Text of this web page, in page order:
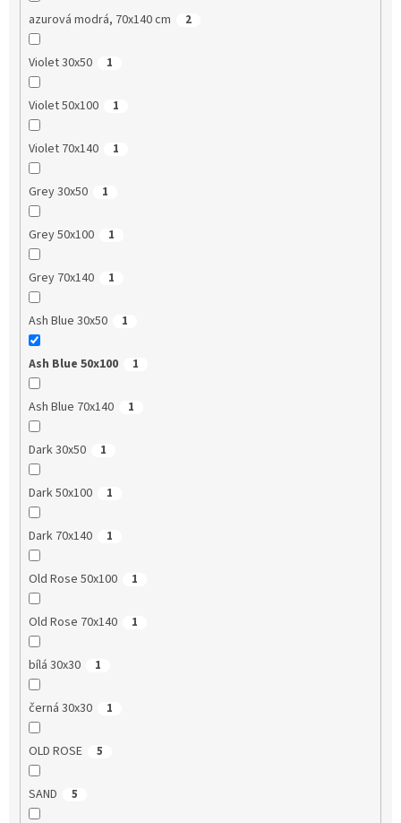
azurová modrá, 70x140 cm 2
Violet 30x50 1
Violet 50x100 1
Violet 70x140 1
Grey 30x50 1
Grey 50x100 1
Grey 70x140 1
Ash Blue 30x50 1
Ash Blue 50x100 1
Ash Blue 70x140 1
Dark 30x50 1
Dark 50x100 1
Dark 70x140 1
Old Rose 50x100 1
Old Rose 70x140 1
bílá 30x30 1
černá 30x30 1
OLD ROSE 5
SAND 5